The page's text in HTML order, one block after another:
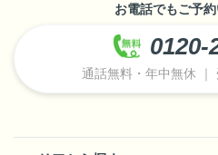
お電話でもご予
0120-
通話無料・年中無休 ｜